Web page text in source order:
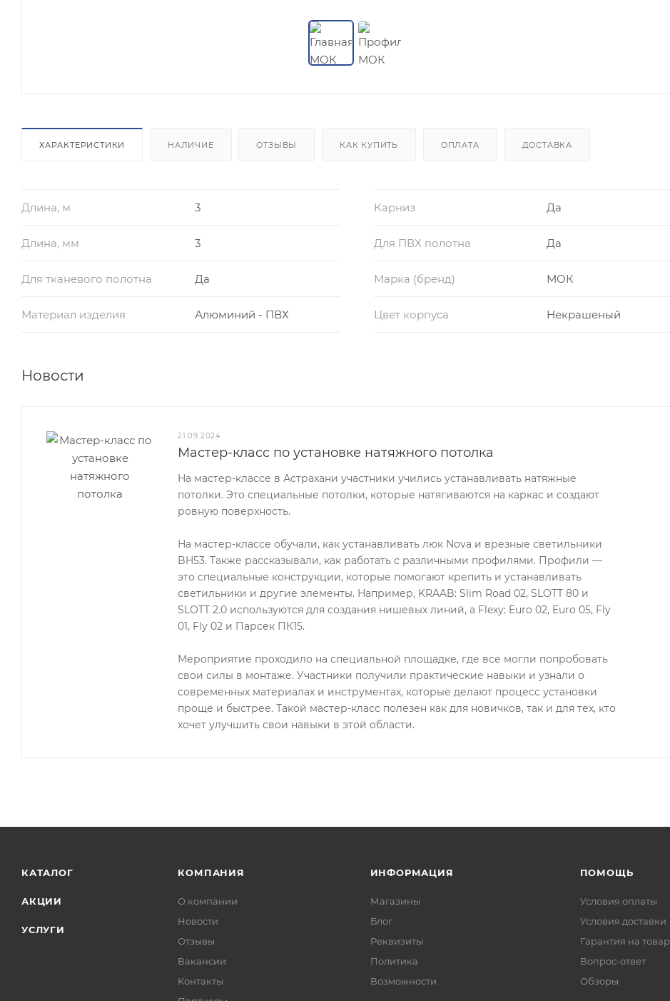
ХАРАКТЕРИСТИКИ НАЛИЧИЕ ОТЗЫВЫ КАК КУПИТЬ ОПЛАТА ДОСТАВКА
Длина, м 3 Карниз Да
Длина, мм 3 Для ПВХ полотна Да
Для тканевого полотна Да Марка (бренд) МОК
Материал изделия Алюминий - ПВХ Цвет корпуса Некрашеный
Новости
21.09.2024
Мастер-класс по установке натяжного потолка
На мастер-классе в Астрахани участники учились устанавливать натяжные
потолки. Это специальные потолки, которые натягиваются на каркас и создают
ровную поверхность.
На мастер-классе обучали, как устанавливать люк Nova и врезные светильники
BH53. Также рассказывали, как работать с различными профилями. Профили —
это специальные конструкции, которые помогают крепить и устанавливать
светильники и другие элементы. Например, KRAAB: Slim Road 02, SLOTT 80 и
SLOTT 2.0 используются для создания нишевых линий, а Flexy: Euro 02, Euro 05, Fly
01, Fly 02 и Парсек ПК15.
Мероприятие проходило на специальной площадке, где все могли попробовать
свои силы в монтаже. Участники получили практические навыки и узнали о
современных материалах и инструментах, которые делают процесс установки
проще и быстрее. Такой мастер-класс полезен как для новичков, так и для тех, кто
хочет улучшить свои навыки в этой области.
КАТАЛОГ
АКЦИИ
УСЛУГИ
КОМПАНИЯ
О компании
Новости
Отзывы
Вакансии
Контакты
ИНФОРМАЦИЯ
Магазины
Блог
Реквизиты
Политика
Возможности
ПОМОЩЬ
Условия оплаты
Условия доставки
Гарантия на товар
Вопрос-ответ
Обзоры